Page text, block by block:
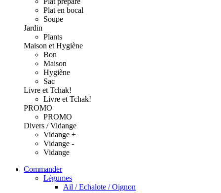
Plat en bocal
Soupe
Jardin
Plants
Maison et Hygiène
Bon
Maison
Hygiène
Sac
Livre et Tchak!
Livre et Tchak!
PROMO
PROMO
Divers / Vidange
Vidange +
Vidange -
Vidange
Commander
Légumes
Ail / Echalote / Oignon